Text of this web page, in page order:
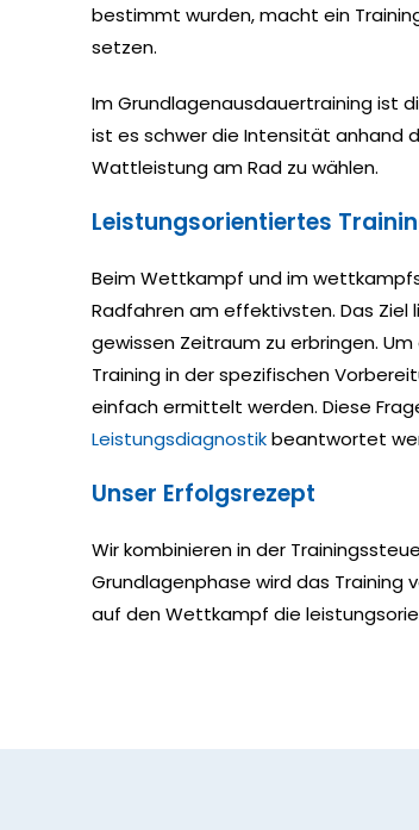
bestimmt wurden, macht ein
setzen.
Im Grundlagenausdauertraining ist
ist es schwer die Intensität anhand
Wattleistung am Rad zu wählen.
Leistungsorientiertes
Beim Wettkampf und im
Radfahren am effektivsten. Das
gewissen Zeitraum zu erbringen.
Training in der spezifischen
einfach ermittelt werden. Diese
Leistungsdiagnostikbeantwortet
Unser Erfolgsrezept
Wir kombinieren in der
Grundlagenphase wird das
auf den Wettkampf die